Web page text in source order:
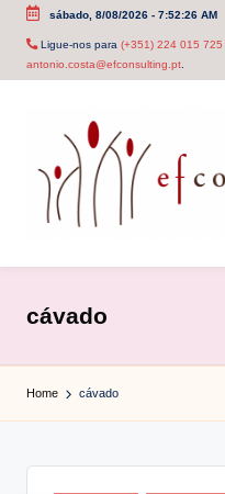
Skip
sábado, 8/08/2026- 7:52:26 AM
Ligue-nos para (+351) 224 015 725
antonio.costa@efconsulting.pt.
c
o
n
u
cávado
Home cávado